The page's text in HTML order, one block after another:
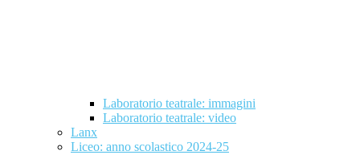
Laboratorio teatrale: immagini
Laboratorio teatrale: video
Lanx
Liceo: anno scolastico 2024-25